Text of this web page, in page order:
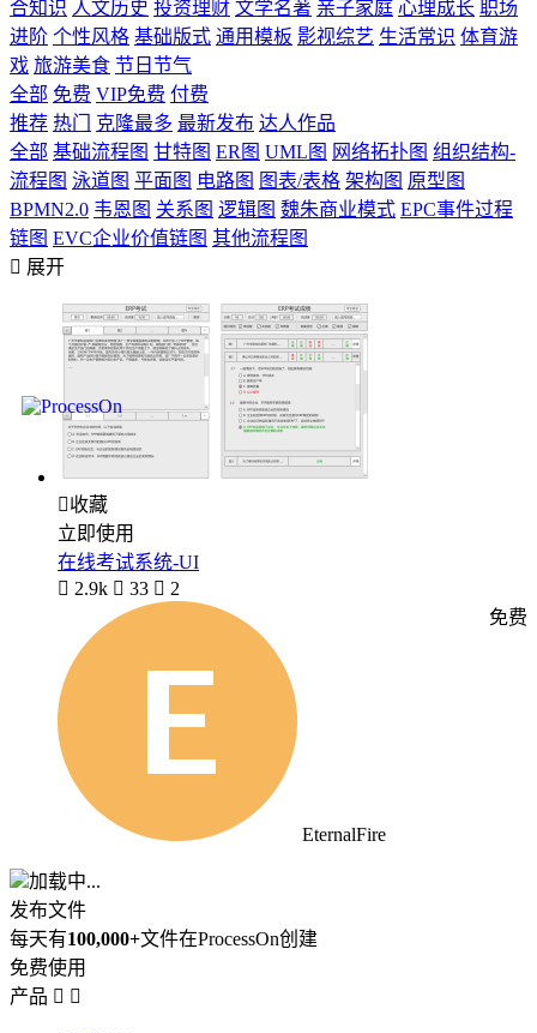
合知识 人文历史 投资理财 文学名著 亲子家庭 心理成长 职场
进阶 个性风格 基础版式 通用模板 影视综艺 生活常识 体育游
戏 旅游美食 节日节气
全部 免费 VIP免费 付费
推荐 热门 克隆最多 最新发布 达人作品
全部 基础流程图 甘特图 ER图 UML图 网络拓扑图 组织结构-
流程图 泳道图 平面图 电路图 图表/表格 架构图 原型图
BPMN2.0 韦恩图 关系图 逻辑图 魏朱商业模式 EPC事件过程
链图 EVC企业价值链图 其他流程图
 展开
收藏
立即使用
在线考试系统-UI
 2.9k  33  2
EternalFire
免费
加载中...
发布文件
每天有100,000+文件在ProcessOn创建
免费使用
产品  